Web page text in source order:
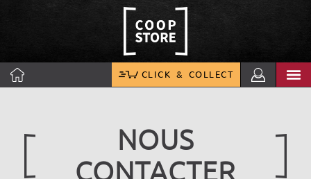
CLICK & COLLECT
NOUS
CONTACTER